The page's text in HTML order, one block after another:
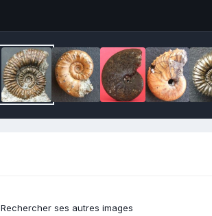
Rechercher ses autres images